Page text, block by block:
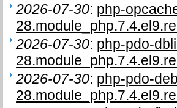
2026-07-30: php-
2026-07-30: php-pdo-
2026-07-30: php-pdo-